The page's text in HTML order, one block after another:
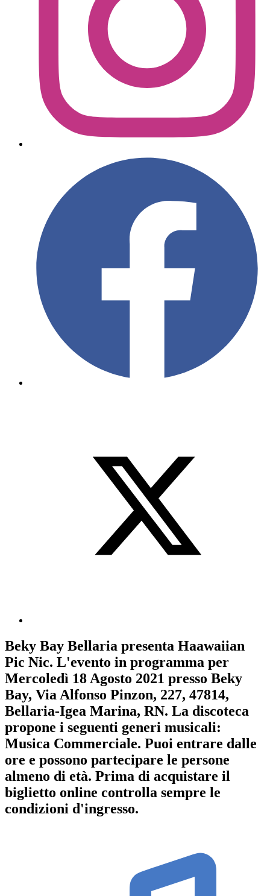
Beky Bay Bellaria presenta Haawaiian
Pic Nic. L'evento in programma per
Mercoledì 18 Agosto 2021 presso Beky
Bay, Via Alfonso Pinzon, 227, 47814,
Bellaria-Igea Marina, RN. La discoteca
propone i seguenti generi musicali:
Musica Commerciale. Puoi entrare dalle
ore e possono partecipare le persone
almeno di età. Prima di acquistare il
biglietto online controlla sempre le
condizioni d'ingresso.